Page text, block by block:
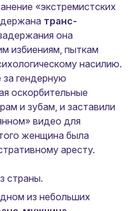
«экстремистских
транс-
она
избиениям, пыткам
насилию.
гендерную
оскорбительные
и зубам, и заставили
видео для
женщина была
аресту.
страны.
из небольших